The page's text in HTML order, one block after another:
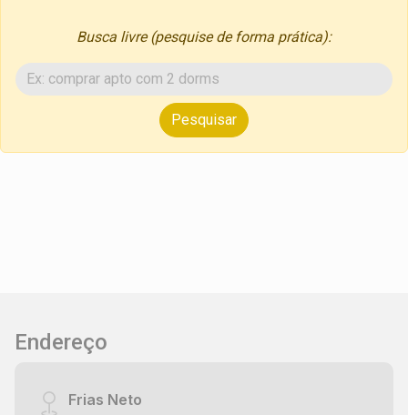
Busca livre (pesquise de forma prática):
Endereço
Frias Neto